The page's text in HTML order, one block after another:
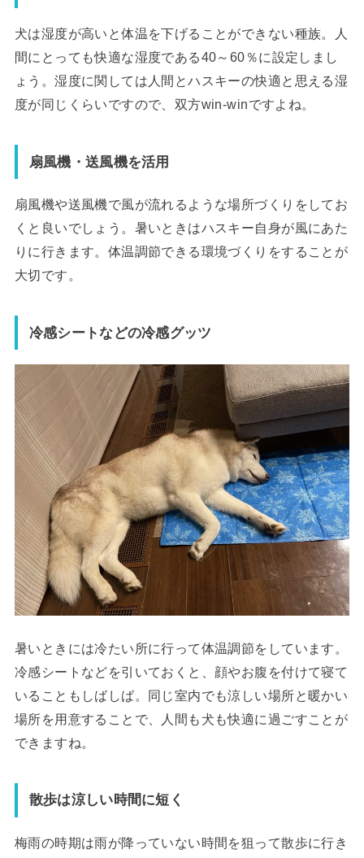
犬は湿度が高いと体温を下げることができない種族。人
間にとっても快適な湿度である40～60％に設定しまし
ょう。湿度に関しては人間とハスキーの快適と思える湿
度が同じくらいですので、双方win-winですよね。
扇風機・送風機を活用
扇風機や送風機で風が流れるような場所づくりをしてお
くと良いでしょう。暑いときはハスキー自身が風にあた
りに行きます。体温調節できる環境づくりをすることが
大切です。
冷感シートなどの冷感グッツ
暑いときには冷たい所に行って体温調節をしています。
冷感シートなどを引いておくと、顔やお腹を付けて寝て
いることもしばしば。同じ室内でも涼しい場所と暖かい
場所を用意することで、人間も犬も快適に過ごすことが
できますね。
散歩は涼しい時間に短く
梅雨の時期は雨が降っていない時間を狙って散歩に行き